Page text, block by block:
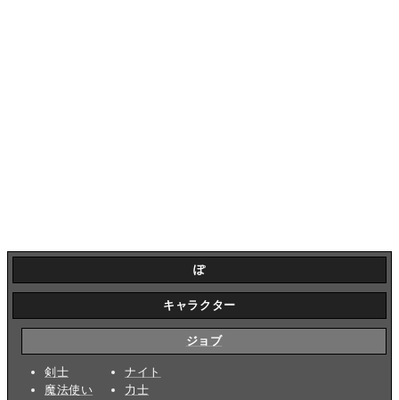
ぽ
キャラクター
ジョブ
剣士
魔法使い
ナイト
力士